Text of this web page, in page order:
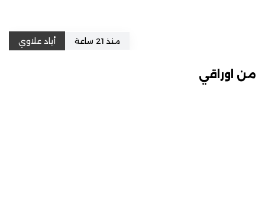
منذ 21 ساعة أياد علاوي
من اوراقي